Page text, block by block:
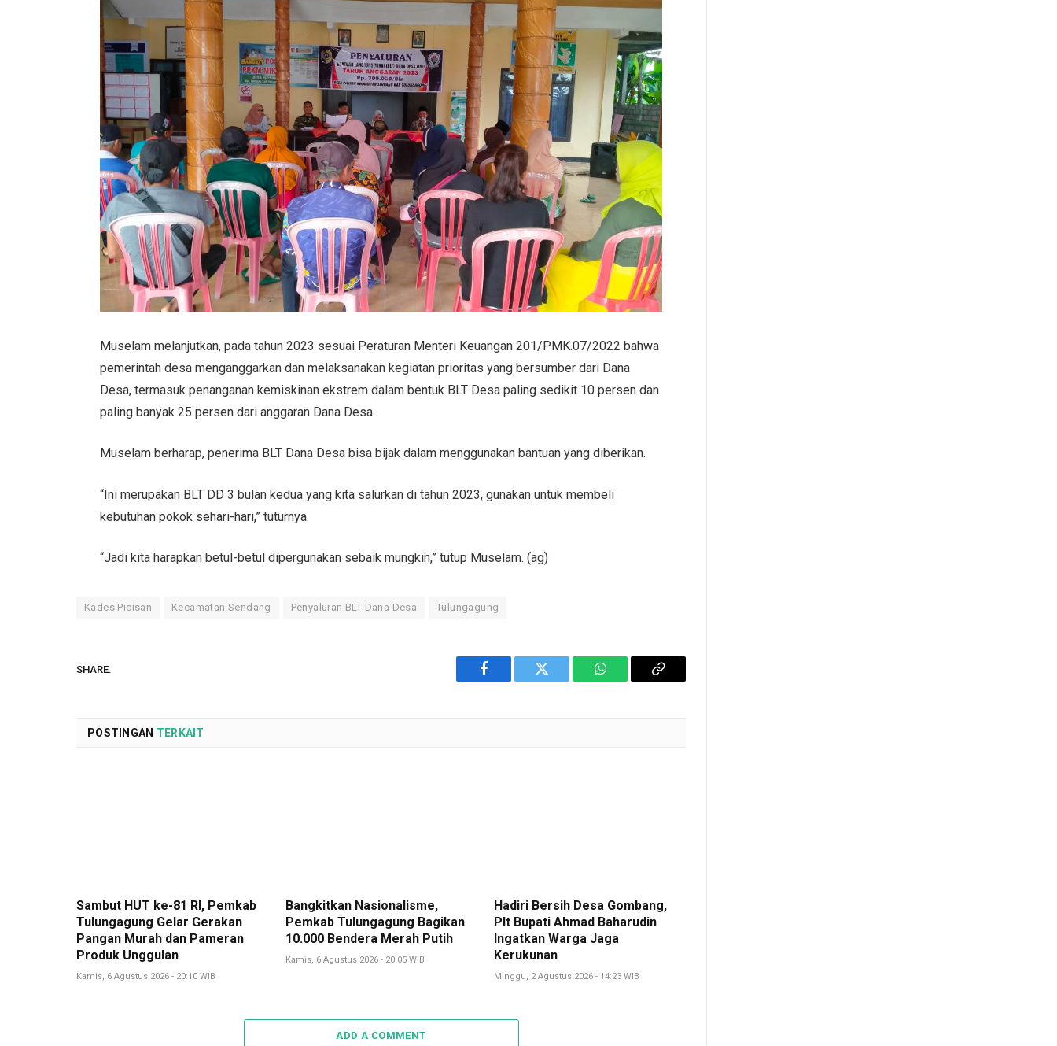
Muselam melanjutkan, pada tahun 2023 sesuai Peraturan Menteri Keuangan 201/PMK.07/2022 bahwa
pemerintah desa menganggarkan dan melaksanakan kegiatan prioritas yang bersumber dari Dana
Desa, termasuk penanganan kemiskinan ekstrem dalam bentuk BLT Desa paling sedikit 10 persen dan
paling banyak 25 persen dari anggaran Dana Desa.
Muselam berharap, penerima BLT Dana Desa bisa bijak dalam menggunakan bantuan yang diberikan.
“Ini merupakan BLT DD 3 bulan kedua yang kita salurkan di tahun 2023, gunakan untuk membeli
kebutuhan pokok sehari-hari,” tuturnya.
“Jadi kita harapkan betul-betul dipergunakan sebaik mungkin,” tutup Muselam. (ag)
Kades Picisan Kecamatan Sendang Penyaluran BLT Dana Desa Tulungagung
SHARE.
Facebook Twitter WhatsAppCopy
POSTINGAN TERKAIT
Sambut HUT ke-81 RI, Pemkab
Tulungagung Gelar Gerakan
Pangan Murah dan Pameran
Produk Unggulan
Kamis, 6 Agustus 2026 - 20:10 WIB
Bangkitkan Nasionalisme,
Pemkab Tulungagung Bagikan
10.000 Bendera Merah Putih
Kamis, 6 Agustus 2026 - 20:05 WIB
Hadiri Bersih Desa Gombang,
Plt Bupati Ahmad Baharudin
Ingatkan Warga Jaga
Kerukunan
Minggu, 2 Agustus 2026 - 14:23 WIB
ADD A COMMENT